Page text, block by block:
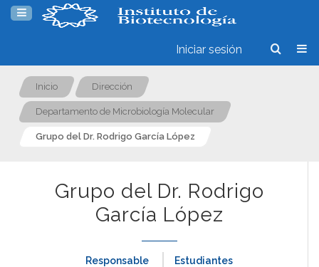
Iniciar sesión
Inicio Dirección
Departamento de Microbiología Molecular
Grupo del Dr. Rodrigo García López
Grupo del Dr. Rodrigo
García López
Responsable Estudiantes